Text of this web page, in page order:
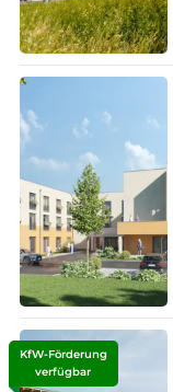
KfW-Förderung
verfügbar